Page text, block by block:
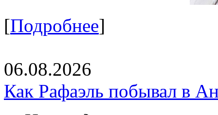
[Подробнее]
06.08.2026
Как Рафаэль побывал в